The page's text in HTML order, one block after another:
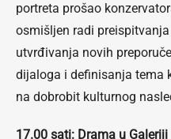
portreta prošao
osmišljen radi
utvrđivanja novih
dijaloga i definisanja tema
na dobrobit kulturnog
17.00 sati: Drama u Galeriji